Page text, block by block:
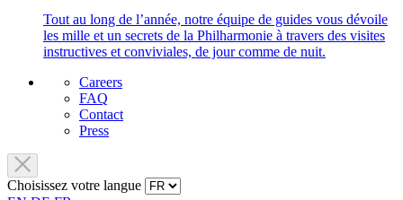
Tout au long de l’année, notre équipe de guides vous dévoile
les mille et un secrets de la Philharmonie à travers des visites
instructives et conviviales, de jour comme de nuit.
Careers
FAQ
Contact
Press
Choisissez votre langue